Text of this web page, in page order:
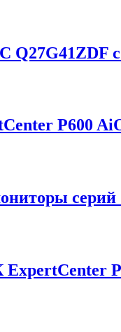
Q27G41ZDF
P600
серий